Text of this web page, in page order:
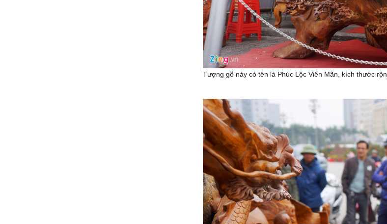
Tượng gỗ này có tên là Phúc Lộc Viên Mãn, kích thước